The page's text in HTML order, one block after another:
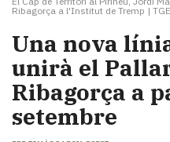
Ribagorça a l'Institut de Tremp | TGE
Una nova
unirà el
Ribagorça a
setembre